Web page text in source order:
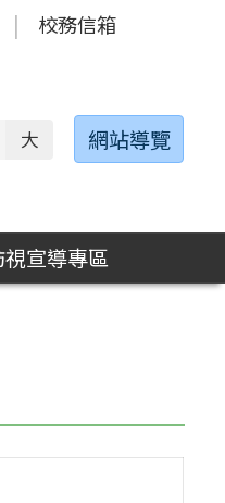
校務信箱
大 網站導覽
視宣導專區